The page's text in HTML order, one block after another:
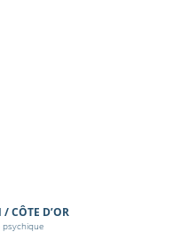
/ CÔTE D’OR
psychique